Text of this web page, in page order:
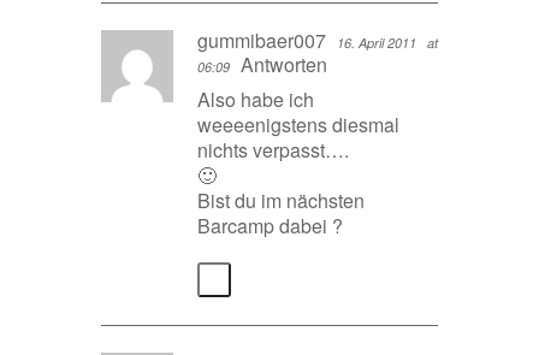
gummibaer007 16. April 2011
at
06:09 Antworten
Also habe ich
weeeenigstens diesmal
nichts verpasst….
🙂
Bist du im nächsten
Barcamp dabei ?